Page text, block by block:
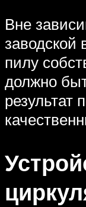
Вне
заводской
пилу
должно
результат